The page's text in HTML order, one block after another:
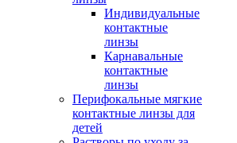
Индивидуальные
контактные
линзы
Карнавальные
контактные
линзы
Перифокальные мягкие
контактные линзы для
детей